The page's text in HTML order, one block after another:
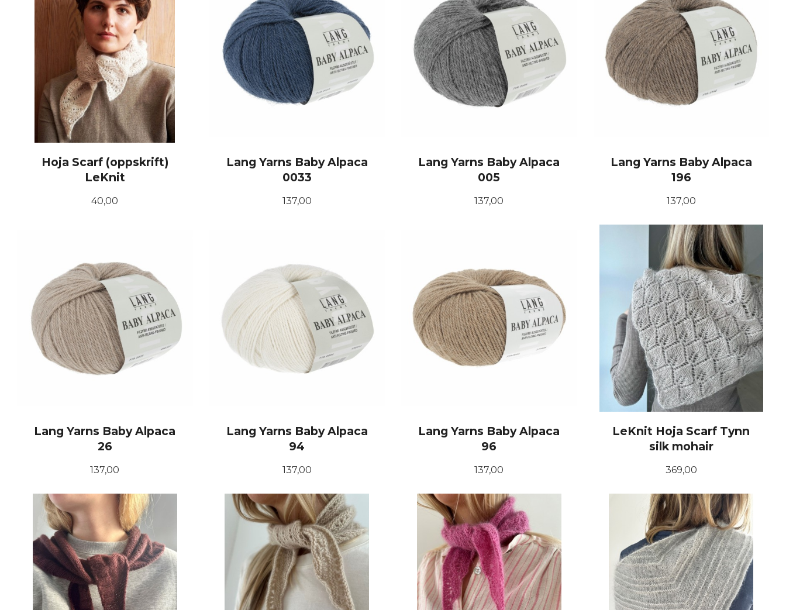
Hoja Scarf (oppskrift)
LeKnit
Pris
40,00
Lang Yarns Baby Alpaca
0033
Pris
137,00
Lang Yarns Baby Alpaca
005
Pris
137,00
Lang Yarns Baby Alpaca
196
Pris
137,00
KJØP
Lang Yarns Baby Alpaca
26
Pris
137,00
Lang Yarns Baby Alpaca
94
Pris
137,00
KJØP
Lang Yarns Baby Alpaca
96
Pris
137,00
KJØP
LeKnit Hoja Scarf Tynn
silk mohair
Pris
369,00
KJØP